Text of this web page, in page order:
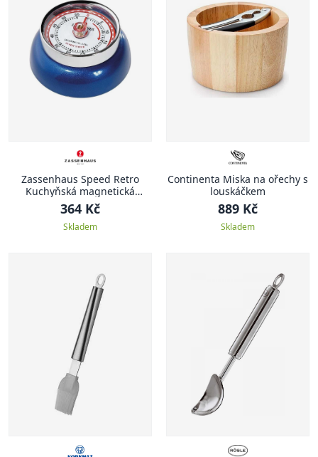
Zassenhaus Speed Retro
Kuchyňská magnetická
minutka, metalicky modrá
364 Kč
Skladem
Continenta Miska na ořechy s
louskáčkem
889 Kč
Skladem